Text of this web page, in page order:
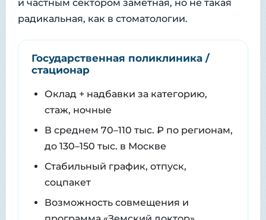
и частным сектором заметная, но не такая
радикальная, как в стоматологии.
Государственная поликлиника /
стационар
Оклад + надбавки за категорию,
стаж, ночные
В среднем 70–110 тыс. ₽ по регионам,
до 130–150 тыс. в Москве
Стабильный график, отпуск,
соцпакет
Возможность совмещения и